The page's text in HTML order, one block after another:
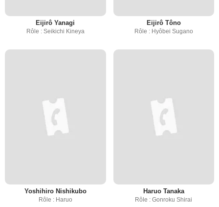
Eijirô Yanagi
Rôle : Seikichi Kineya
Eijirô Tôno
Rôle : Hyôbei Sugano
Yoshihiro Nishikubo
Rôle : Haruo
Haruo Tanaka
Rôle : Gonroku Shirai